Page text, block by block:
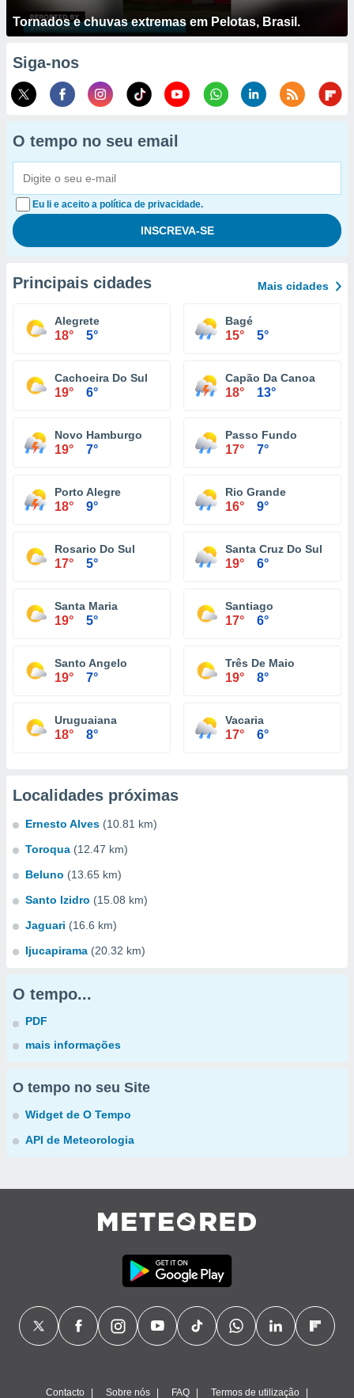
Tornados e chuvas extremas em Pelotas, Brasil.
Siga-nos
O tempo no seu email
Eu li e aceito a política de privacidade.
Principais cidades Mais cidades
Alegrete
18° 5°
Bagé
15° 5°
Cachoeira Do Sul
19° 6°
Capão Da Canoa
18° 13°
Novo Hamburgo
19° 7°
Passo Fundo
17° 7°
Porto Alegre
18° 9°
Rio Grande
16° 9°
Rosario Do Sul
17° 5°
Santa Cruz Do Sul
19° 6°
Santa Maria
19° 5°
Santiago
17° 6°
Santo Angelo
19° 7°
Três De Maio
19° 8°
Uruguaiana
18° 8°
Vacaria
17° 6°
Localidades próximas
Ernesto Alves (10.81 km)
Toroqua (12.47 km)
Beluno (13.65 km)
Santo Izidro (15.08 km)
Jaguari (16.6 km)
Ijucapirama (20.32 km)
O tempo...
PDF
mais informações
O tempo no seu Site
Widget de O Tempo
API de Meteorologia
Contacto Sobre nós FAQ Termos de utilização